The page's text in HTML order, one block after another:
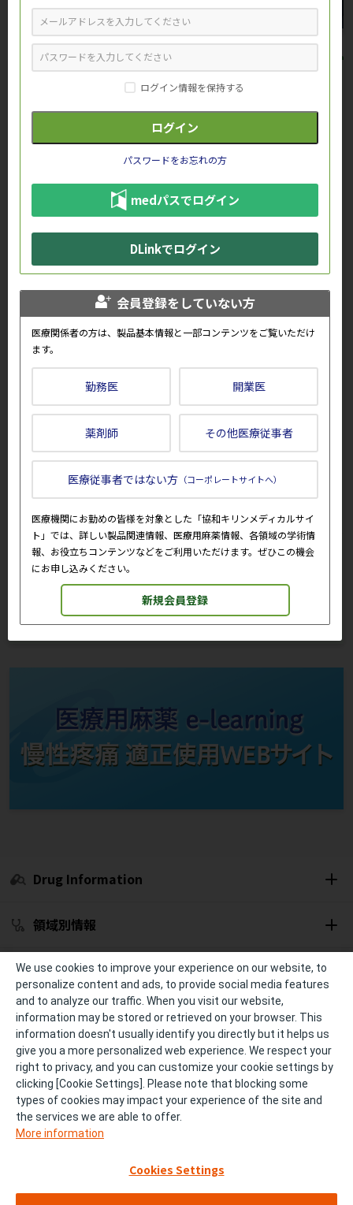
おすすめ情報
会員専用コンテンツの一部をご紹
介します。
オルケディア錠 ～作用機序と薬
物動態～
動画「60秒で整理 ルミセフの基
日本の貧血を伴う血液疾患におけ
症例1_再生不良性貧血と免疫性血
おすすめ情報は、協和キリンのウェブサイトにおける個人情報の取扱い
方針に基づき、お客様が閲覧したページのアクセス情報を取得し、一定の
条件に基づき自動的に表示しています。
そのため、現在ご覧いただいているページの情報との関連性を示唆する
ものではございません。
Drug Information
領域別情報
セミナー開催予定
冊子・資材
診療サポート
個人情報の取り扱い ご利用条件およびご利用環境
お問い合わせ
We use cookies to improve your experience on our website, to
personalize content and ads, to provide social media features
and to analyze our traffic. When you visit our website,
information may be stored or retrieved on your browser. This
information doesn't usually identify you directly but it helps us
give you a more personalized web experience. We respect your
right to privacy, and you can customize your cookie settings by
clicking [Cookie Settings]. Please note that blocking some
types of cookies may impact your experience of the site and
the services we are able to offer.
More information
Cookies Settings
会員登録をしていない方
医療関係者の方は、製品基本情報と一部コンテンツをご覧いただけ
ます。
勤務医 開業医
薬剤師 その他医療従事者
医療従事者ではない方 （コーポレートサイトへ）
医療機関にお勤めの皆様を対象とした「協和キリンメディカルサイ
ト」では、詳しい製品関連情報、医療用麻薬情報、各領域の学術情
報、お役立ちコンテンツなどをご利用いただけます。ぜひこの機会
にお申し込みください。
新規会員登録
ログイン情報を保持する
パスワードをお忘れの方
medパスでログイン
DLinkでログイン